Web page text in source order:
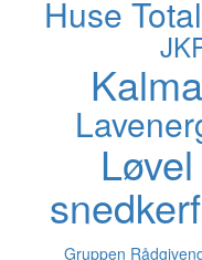
Huse
Gruppen